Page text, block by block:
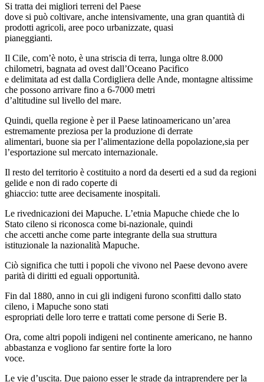
Si tratta dei migliori terreni del Paese
dove si può coltivare, anche intensivamente, una gran quantità di
prodotti agricoli, aree poco urbanizzate, quasi
pianeggianti.
Il Cile, com’è noto, è una striscia di terra, lunga oltre 8.000
chilometri, bagnata ad ovest dall’Oceano Pacifico
e delimitata ad est dalla Cordigliera delle Ande, montagne altissime
che possono arrivare fino a 6-7000 metri
d’altitudine sul livello del mare.
Quindi, quella regione è per il Paese latinoamericano un’area
estremamente preziosa per la produzione di derrate
alimentari, buone sia per l’alimentazione della popolazione,sia per
l’esportazione sul mercato internazionale.
Il resto del territorio è costituito a nord da deserti ed a sud da regioni
gelide e non di rado coperte di
ghiaccio: tutte aree decisamente inospitali.
Le rivednicazioni dei Mapuche. L’etnia Mapuche chiede che lo
Stato cileno si riconosca come bi-nazionale, quindi
che accetti anche come parte integrante della sua struttura
istituzionale la nazionalità Mapuche.
Ciò significa che tutti i popoli che vivono nel Paese devono avere
parità di diritti ed eguali opportunità.
Fin dal 1880, anno in cui gli indigeni furono sconfitti dallo stato
cileno, i Mapuche sono stati
espropriati delle loro terre e trattati come persone di Serie B.
Ora, come altri popoli indigeni nel continente americano, ne hanno
abbastanza e vogliono far sentire forte la loro
voce.
Le vie d’uscita. Due paiono esser le strade da intraprendere per la